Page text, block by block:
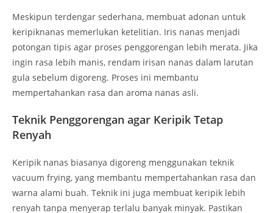
Meskipun terdengar sederhana, membuat adonan untuk
keripiknanas memerlukan ketelitian. Iris nanas menjadi
potongan tipis agar proses penggorengan lebih merata. Jika
ingin rasa lebih manis, rendam irisan nanas dalam larutan
gula sebelum digoreng. Proses ini membantu
mempertahankan rasa dan aroma nanas asli.
Teknik Penggorengan agar Keripik Tetap
Renyah
Keripik nanas biasanya digoreng menggunakan teknik
vacuum frying, yang membantu mempertahankan rasa dan
warna alami buah. Teknik ini juga membuat keripik lebih
renyah tanpa menyerap terlalu banyak minyak. Pastikan